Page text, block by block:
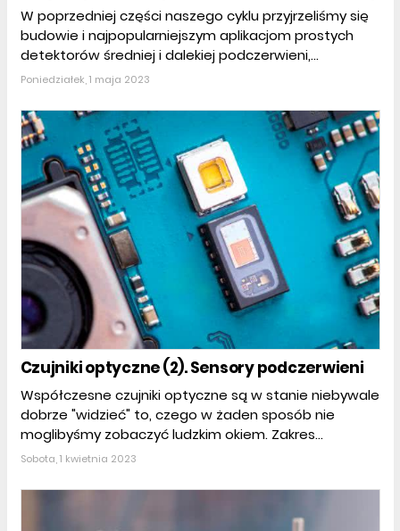
W poprzedniej części naszego cyklu przyjrzeliśmy się
budowie i najpopularniejszym aplikacjom prostych
detektorów średniej i dalekiej podczerwieni,...
Poniedziałek, 1 maja 2023
Czujniki optyczne (2). Sensory podczerwieni
Współczesne czujniki optyczne są w stanie niebywale
dobrze "widzieć" to, czego w żaden sposób nie
moglibyśmy zobaczyć ludzkim okiem. Zakres...
Sobota, 1 kwietnia 2023